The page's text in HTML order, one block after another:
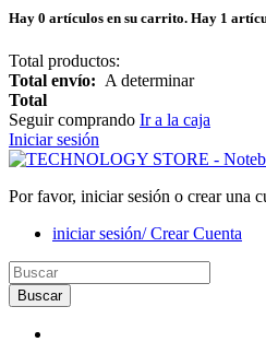
Hay 0 artículos en su carrito. Hay 1
Total productos:
Total envío: A determinar
Total
Seguir comprando Ir a la caja
Iniciar sesión
Por favor, iniciar sesión o crear una
iniciar sesión/ Crear Cuenta
Buscar